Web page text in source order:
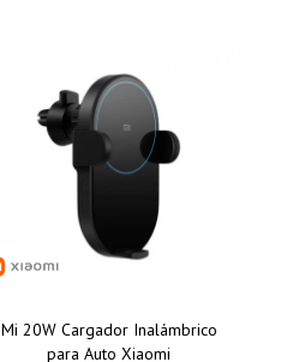
Mi 20W Cargador Inalámbrico
para Auto Xiaomi